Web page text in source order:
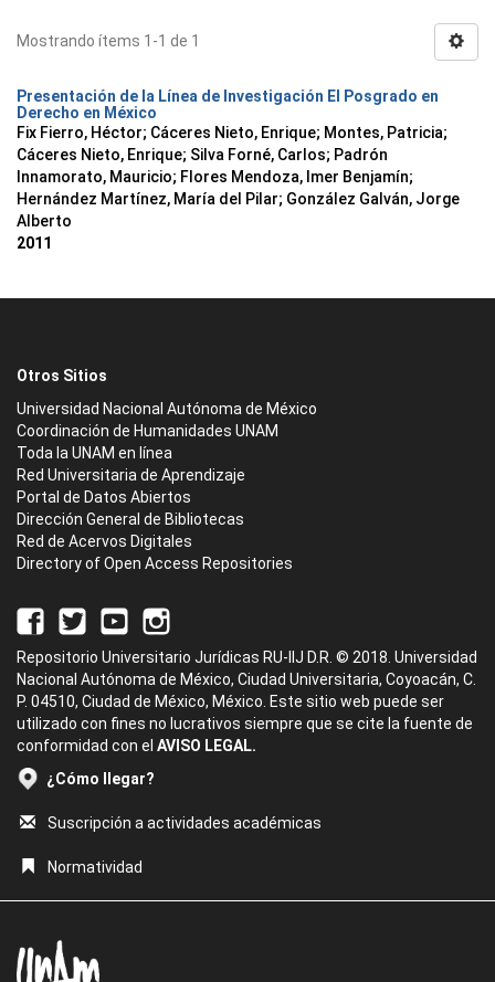
Mostrando ítems 1-1 de 1
Presentación de la Línea de Investigación El Posgrado en
Derecho en México
Fix Fierro, Héctor; Cáceres Nieto, Enrique; Montes, Patricia;
Cáceres Nieto, Enrique; Silva Forné, Carlos; Padrón
Innamorato, Mauricio; Flores Mendoza, Imer Benjamín;
Hernández Martínez, María del Pilar; González Galván, Jorge
Alberto
2011
Otros Sitios
Universidad Nacional Autónoma de México
Coordinación de Humanidades UNAM
Toda la UNAM en línea
Red Universitaria de Aprendizaje
Portal de Datos Abiertos
Dirección General de Bibliotecas
Red de Acervos Digitales
Directory of Open Access Repositories
Repositorio Universitario Jurídicas RU-IIJ D.R. © 2018. Universidad
Nacional Autónoma de México, Ciudad Universitaria, Coyoacán, C.
P. 04510, Ciudad de México, México. Este sitio web puede ser
utilizado con fines no lucrativos siempre que se cite la fuente de
conformidad con el AVISO LEGAL.
¿Cómo llegar?
Suscripción a actividades académicas
Normatividad